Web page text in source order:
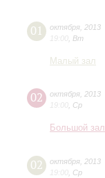
01 октября 2013
19:00 Вт
Малый зал
02 октября 2013
19:00 Ср
Большой зал
02 октября 2013
19:00 Ср